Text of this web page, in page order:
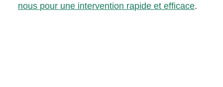
nous pour une intervention rapide et efficace.